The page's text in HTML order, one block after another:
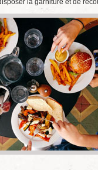
la garniture et de